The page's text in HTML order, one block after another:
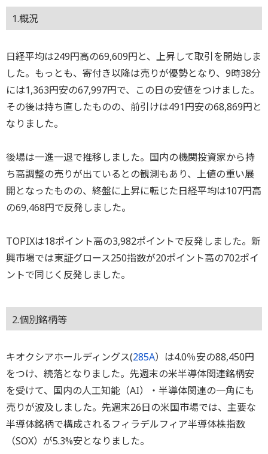
1.概況
日経平均は249円高の69,609円と、上昇して取引を開始しま
した。もっとも、寄付き以降は売りが優勢となり、9時38分
には1,363円安の67,997円で、この日の安値をつけました。
その後は持ち直したものの、前引けは491円安の68,869円と
なりました。
後場は一進一退で推移しました。国内の機関投資家から持
ち高調整の売りが出ているとの観測もあり、上値の重い展
開となったものの、終盤に上昇に転じた日経平均は107円高
の69,468円で反発しました。
TOPIXは18ポイント高の3,982ポイントで反発しました。新
興市場では東証グロース250指数が20ポイント高の702ポイ
ントで同じく反発しました。
2.個別銘柄等
キオクシアホールディングス(285A）は4.0％安の88,450円
をつけ、続落となりました。先週末の米半導体関連銘柄安
を受けて、国内の人工知能（AI）・半導体関連の一角にも
売りが波及しました。先週末26日の米国市場では、主要な
半導体銘柄で構成されるフィラデルフィア半導体株指数
（SOX）が5.3%安となりました。